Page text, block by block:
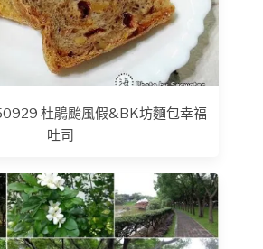
杜鵑颱風​假&BK坊‬麵包幸福
吐司